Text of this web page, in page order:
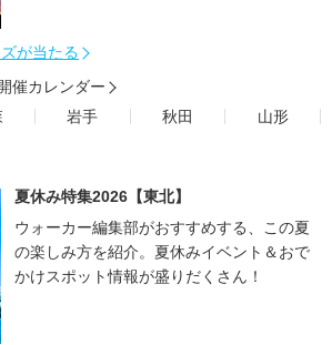
が当たる
催カレンダー
岩手 秋田
山形
夏休み特集2026【東北】
ウォーカー編集部がおすすめする、この夏
の楽しみ方を紹介。夏休みイベント＆おで
かけスポット情報が盛りだくさん！